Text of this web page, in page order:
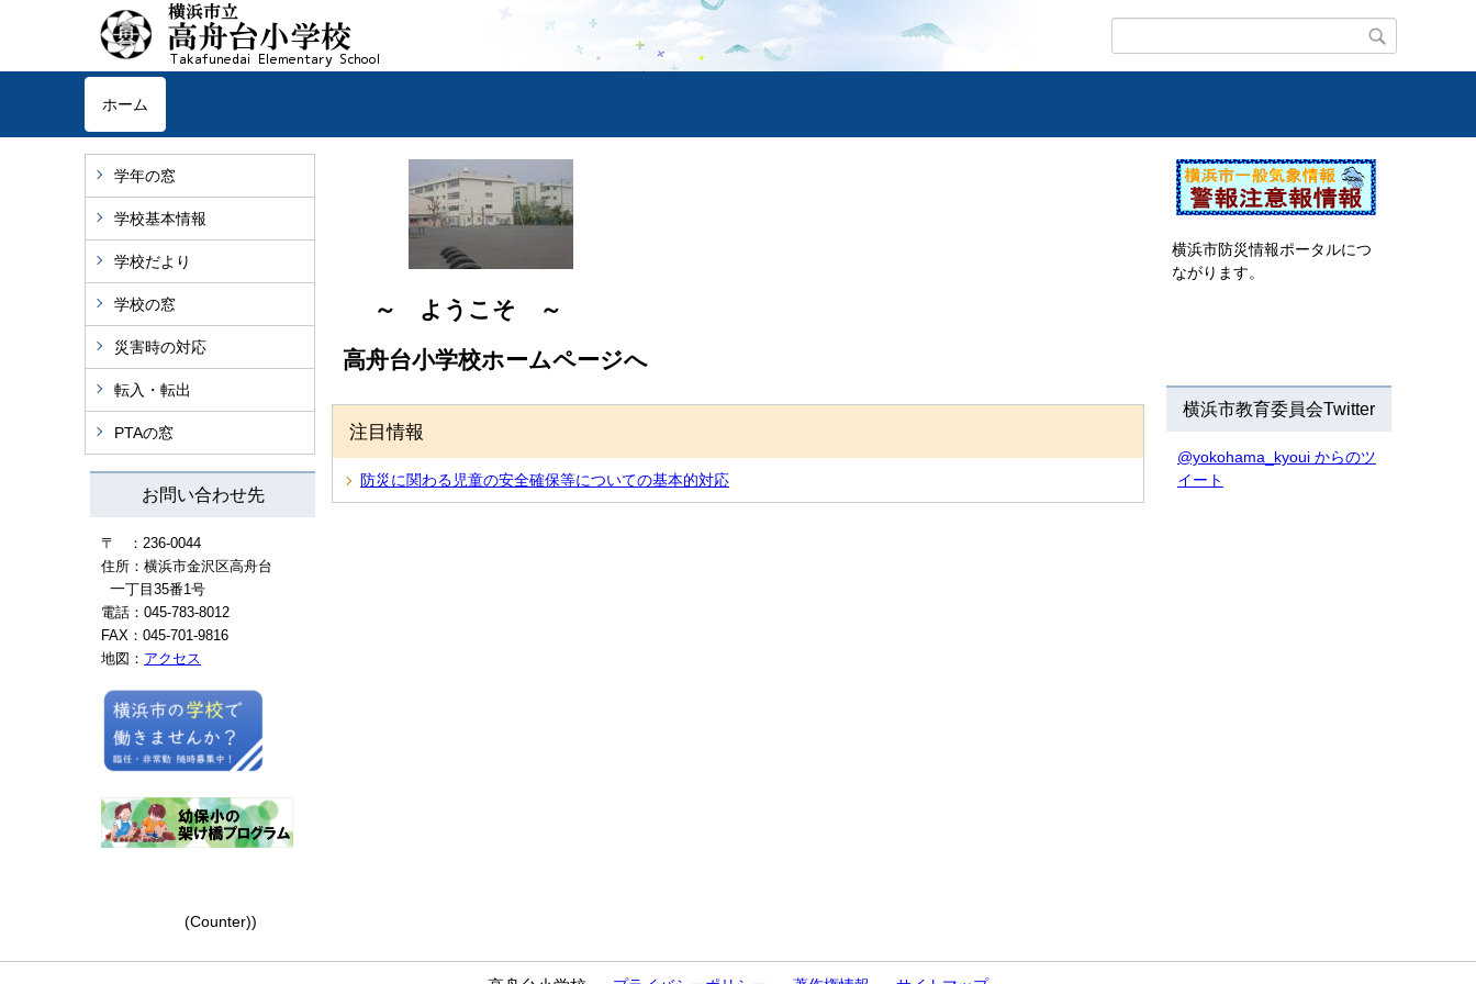
ホーム
学年の窓
学校基本情報
学校だより
学校の窓
災害時の対応
転入・転出
PTAの窓
お問い合わせ先
〒 ：236-0044
住所：横浜市金沢区高舟台
一丁目35番1号
電話：045-783-8012
FAX：045-701-9816
地図： アクセス
(Counter))
～ ようこそ ～
高舟台小学校ホームページへ
注目情報
防災に関わる児童の安全確保等についての基本的対応
横浜市防災情報ポータルにつ
ながります。
横浜市教育委員会Twitter
@yokohama_kyoui からのツ
イート